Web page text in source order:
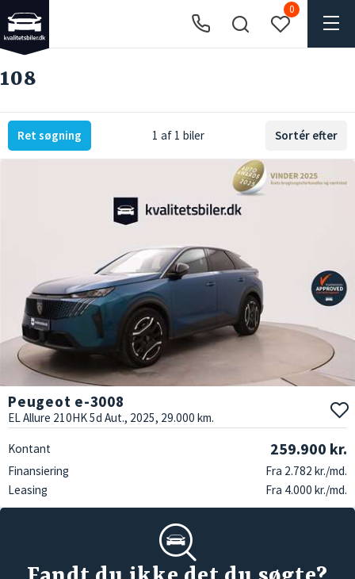
0
108
Ret søgning 1 af 1 biler Sortér efter
Peugeot e-3008
EL Allure 210HK 5d Aut., 2025, 29.000 km.
Kontant 259.900 kr.
Finansiering
Fra 2.782 kr./md.
Leasing
Fra 4.000 kr./md.